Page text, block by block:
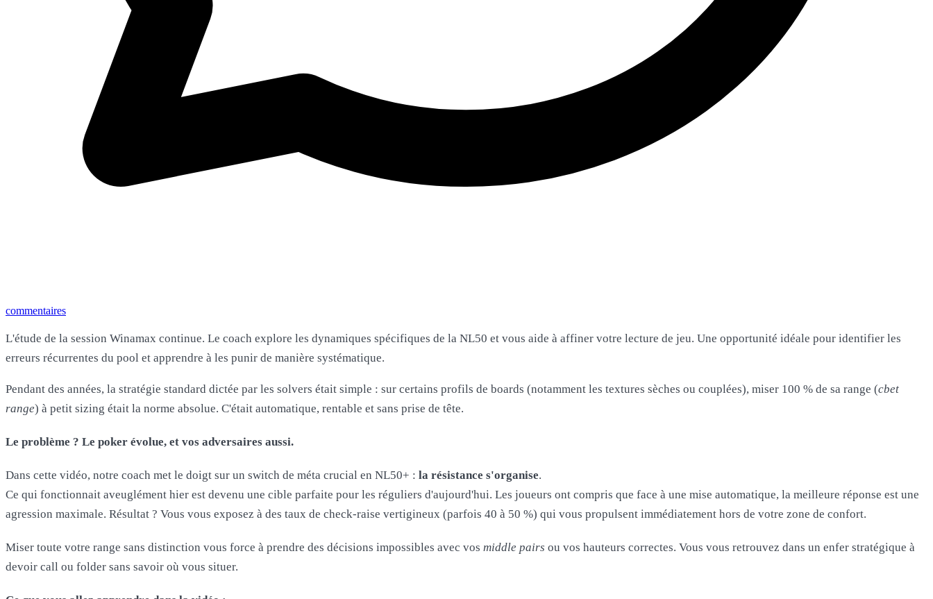
commentaires
L'étude de la session Winamax continue. Le coach explore les dynamiques spécifiques de la NL50 et vous aide à affiner votre lecture de jeu. Une opportunité idéale pour identifier les
erreurs récurrentes du pool et apprendre à les punir de manière systématique.
Pendant des années, la stratégie standard dictée par les solvers était simple : sur certains profils de boards (notamment les textures sèches ou couplées), miser 100 % de sa range (cbet
range) à petit sizing était la norme absolue. C'était automatique, rentable et sans prise de tête.
Le problème ? Le poker évolue, et vos adversaires aussi.
Dans cette vidéo, notre coach met le doigt sur un switch de méta crucial en NL50+ : la résistance s'organise.
Ce qui fonctionnait aveuglément hier est devenu une cible parfaite pour les réguliers d'aujourd'hui. Les joueurs ont compris que face à une mise automatique, la meilleure réponse est une
agression maximale. Résultat ? Vous vous exposez à des taux de check-raise vertigineux (parfois 40 à 50 %) qui vous propulsent immédiatement hors de votre zone de confort.
Miser toute votre range sans distinction vous force à prendre des décisions impossibles avec vos middle pairs ou vos hauteurs correctes. Vous vous retrouvez dans un enfer stratégique à
devoir call ou folder sans savoir où vous situer.